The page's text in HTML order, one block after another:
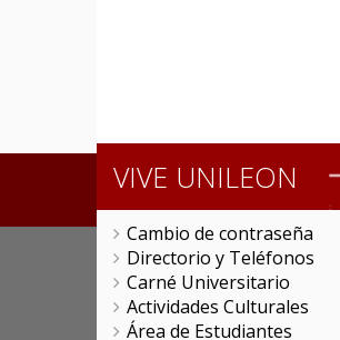
VIVE UNILEON
Cambio de contraseña
Directorio y Teléfonos
Carné Universitario
Actividades Culturales
Área de Estudiantes